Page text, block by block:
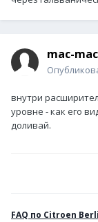
mac-mac
внутри
уровне - как его
доливай.
FAQ по Citroen